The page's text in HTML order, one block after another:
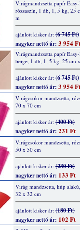
Virágmandzsetta papír
rózsaszín, 1 db, 1, 5 kg, 25
m
ajánlott kisker ár: (6 745 Ft)
nagyker nettó ár: 3 954 Ft
Virágmandzsetta papír
beige, 1 db, 1, 5 kg, 25 cm
ajánlott kisker ár: (6 745 Ft)
nagyker nettó ár: 3 954 Ft
Virágcsokor mandzsetta,
70 x 70 cm
ajánlott kisker ár: (400 Ft)
nagyker nettó ár: 231 Ft
Virágcsokor mandzsetta,
50 x 50 cm
ajánlott kisker ár: (230 Ft)
nagyker nettó ár: 133 Ft
Virág mandzsetta, kúp
32 x 32 cm
ajánlott kisker ár: (180 Ft)
nagyker nettó ár: 102 Ft